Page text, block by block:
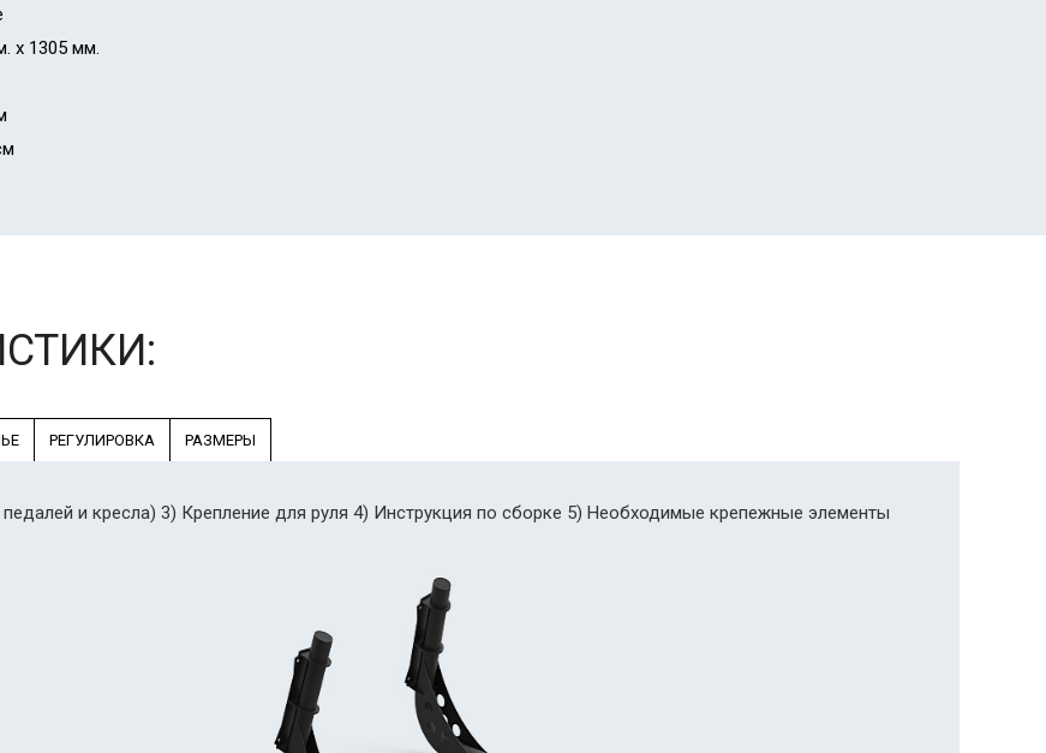
х 1305 мм.
РЕГУЛИРОВКА РАЗМЕРЫ
и кресла) 3) Крепление для руля 4) Инструкция по сборке 5) Необходимые крепежные элементы